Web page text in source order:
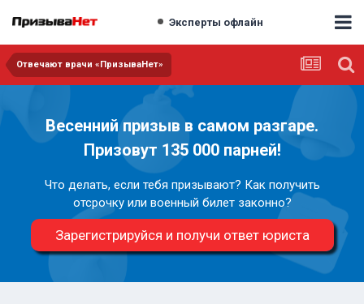
Эксперты офлайн
Отвечают врачи «ПризываНет»
Весенний призыв в самом разгаре.
Призовут 135 000 парней!
Что делать, если тебя призывают? Как получить
отсрочку или военный билет законно?
Зарегистрируйся и получи ответ юриста